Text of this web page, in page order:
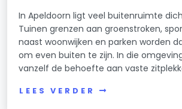
In Apeldoorn ligt veel buitenruimte
Tuinen grenzen aan groenstroken,
naast woonwijken en parken worden
om even buiten te zijn. In die
vanzelf de behoefte aan vaste
LEES VERDER